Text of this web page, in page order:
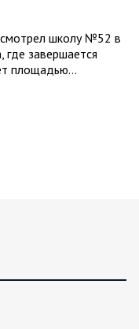
школу №52 в
где завершается
площадью…